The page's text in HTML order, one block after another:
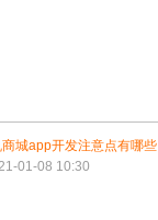
城app开发注意点有哪些
01-08 10:30